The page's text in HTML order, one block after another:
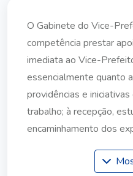
O Gabinete do Vice-
competência prestar
imediata ao Vice-
essencialmente quanto
providências e
trabalho; à recepção,
encaminhamento dos
Vice-Prefeito Municipal